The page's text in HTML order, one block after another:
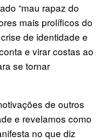
“mau rapaz do
mais prolíficos do
de identidade e
e virar costas ao
se tornar
de outros
e revelamos como
no que diz